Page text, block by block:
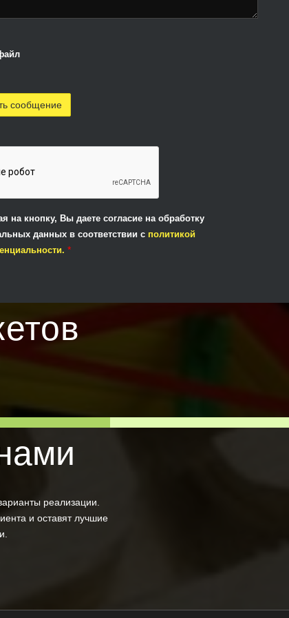
на кнопку, Вы даете согласие на обработку
данных в соответствии с политикой
*
реализации.
и оставят лучшие